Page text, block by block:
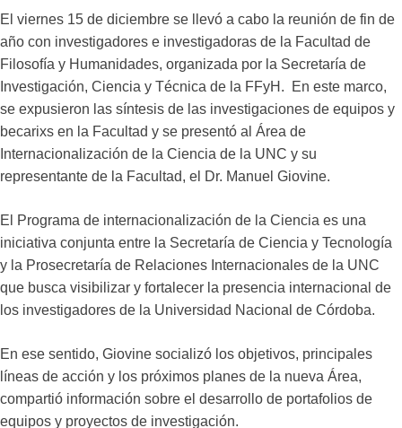
El viernes 15 de diciembre se llevó a cabo la reunión de fin de
año con investigadores e investigadoras de la Facultad de
Filosofía y Humanidades, organizada por la Secretaría de
Investigación, Ciencia y Técnica de la FFyH. En este marco,
se expusieron las síntesis de las investigaciones de equipos y
becarixs en la Facultad y se presentó al Área de
Internacionalización de la Ciencia de la UNC y su
representante de la Facultad, el Dr. Manuel Giovine.
El Programa de internacionalización de la Ciencia es una
iniciativa conjunta entre la Secretaría de Ciencia y Tecnología
y la Prosecretaría de Relaciones Internacionales de la UNC
que busca visibilizar y fortalecer la presencia internacional de
los investigadores de la Universidad Nacional de Córdoba.
En ese sentido, Giovine socializó los objetivos, principales
líneas de acción y los próximos planes de la nueva Área,
compartió información sobre el desarrollo de portafolios de
equipos y proyectos de investigación.